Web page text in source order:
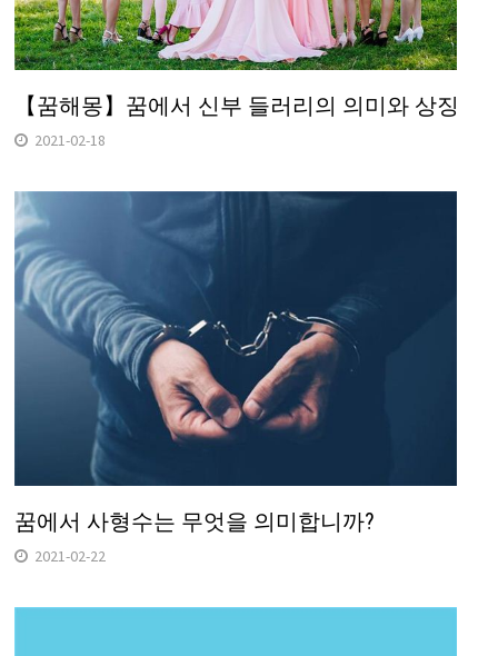
【꿈해몽】꿈에서 신부 들러리의 의미와 상징
2021-02-18
꿈에서 사형수는 무엇을 의미합니까?
2021-02-22